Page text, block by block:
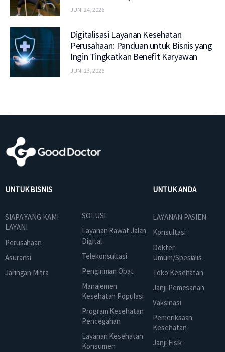
JUNI 24, 2026
Digitalisasi Layanan Kesehatan
Perusahaan: Panduan untuk Bisnis yang
Ingin Tingkatkan Benefit Karyawan
JUNI 23, 2026
UNTUK BISNIS
SIAPA YANG KAMI
LAYANI
Perusahaan
Asuransi
Jaringan Mitra
SOLUSI
Layanan Rawat Jalan
Digital
Telekonsultasi
Pengiriman Obat
Manajemen
Kesehatan Populasi
Program Kesehatan
Pencegahan
Layanan Kesehatan
Konsumen
UNTUK ANDA
LAYANAN PASIEN
Konsultasi
Dokter
Umum/Spesialis
Toko Kesehatan
Janji Pemesanan
Vaksinasi
Pemeriksaan
Kesehatan
Janji Fisik